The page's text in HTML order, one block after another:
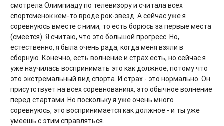
смотрела Олимпиаду по телевизору и считала всех
спортсменок кем-то вроде рок-звёзд. А сейчас уже я
соревнуюсь вместе с ними, то есть борюсь за первые места
(смеётся). Я считаю, что это большой прогресс. Но,
естественно, я была очень рада, когда меня взяли в
сборную. Конечно, есть волнение и страх есть, но сейчас я
уже научилась воспринимать это как должное, потому что
это экстремальный вид спорта. И страх - это нормально. Он
присутствует на всех соревнованиях, это обычное волнение
перед стартами. Но поскольку я уже очень много
соревнуюсь, это воспринимается как должное - и ты уже
умеешь с этим справляться.